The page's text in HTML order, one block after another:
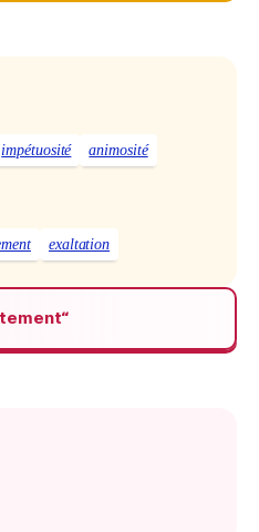
impétuosité
animosité
exaltation